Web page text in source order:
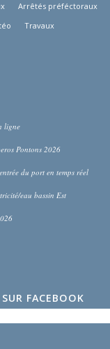
Arrêtés préféctoraux
Travaux
ligne
Pontons 2026
du port en temps réel
eau bassin Est
FACEBOOK